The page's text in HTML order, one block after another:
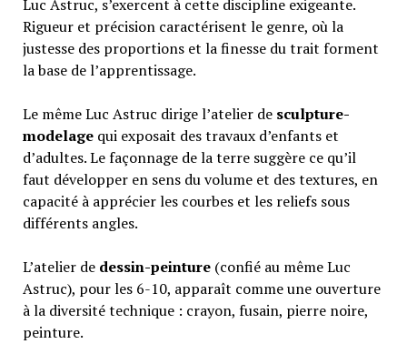
Luc Astruc, s’exercent à cette discipline exigeante.
Rigueur et précision caractérisent le genre, où la
justesse des proportions et la finesse du trait forment
la base de l’apprentissage.
Le même Luc Astruc dirige l’atelier de sculpture-
modelagequi exposait des travaux d’enfants et
d’adultes. Le façonnage de la terre suggère ce qu’il
faut développer en sens du volume et des textures, en
capacité à apprécier les courbes et les reliefs sous
différents angles.
L’atelier de dessin-peinture(confié au même Luc
Astruc), pour les 6-10, apparaît comme une ouverture
à la diversité technique : crayon, fusain, pierre noire,
peinture.